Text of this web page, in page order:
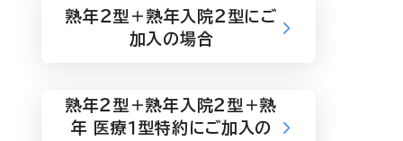
熟年２型＋熟年入院２型にご
加入の場合
熟年２型＋熟年入院２型＋熟
年 医療１型特約にご加入の